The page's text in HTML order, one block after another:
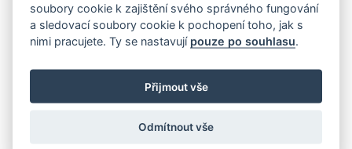
Profil C nerovnoramenný
230,00 Kč
Dutý hranol čtvercový
190,00 Kč
soubory cookie k zajištění svého správného fungování
a sledovací soubory cookie k pochopení toho, jak s
nimi pracujete. Ty se nastavují pouze po souhlasu.
Přijmout vše
Odmítnout vše